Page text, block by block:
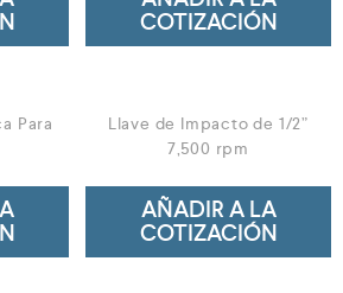
COTIZACIÓN
Para
Llave de Impacto de 1/2”
7,500 rpm
AÑADIR A LA
COTIZACIÓN